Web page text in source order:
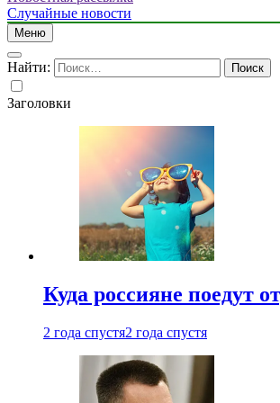
Случайные новости
Меню
Найти:
Заголовки
Куда россияне поедут
2 года спустя2 года спустя